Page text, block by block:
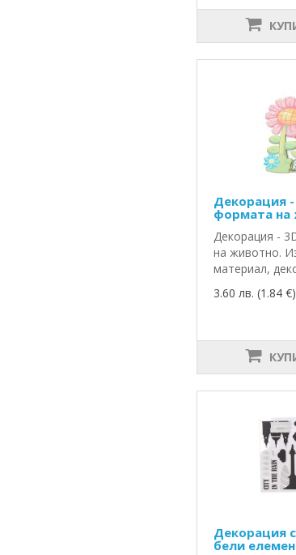
Декорация -
формата на
Декорация -
на животно.
материал,
3.60 лв. (1.84 €)
Декорация
бели